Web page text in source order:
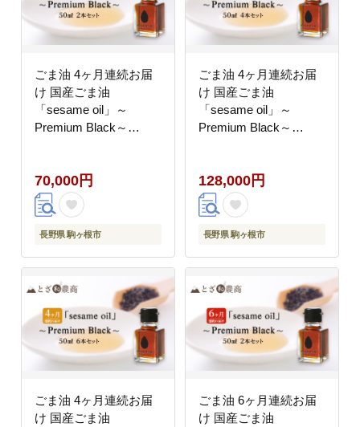
ごま油 4ヶ月連続お届
け 国産ごま油
「sesame oil」～
Premium Black～
料 長野県駒ケ根市産
70,000円
長野県 駒ヶ根市
ごま油 4ヶ月連続お届
け 国産ごま油
「sesame oil」～
Premium Black～
料 長野県駒ケ根市産
128,000円
長野県 駒ヶ根市
ごま油 4ヶ月連続お届
け 国産ごま油
ごま油 6ヶ月連続お届
け 国産ごま油